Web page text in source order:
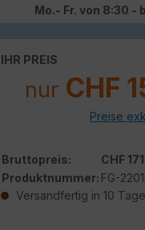
Mo.- Fr. von 8:30 -
IHR PREIS
nur CHF
Preise
Bruttopreis:
CHF
Produktnummer: FG-
Versandfertig in 10